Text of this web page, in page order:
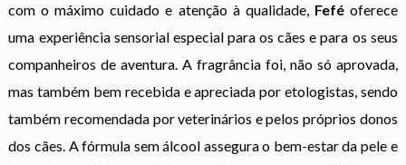
com o máximo cuidado e atenção à qualidade, Feféoferece
uma experiência sensorial especial para os cães e para os seus
companheiros de aventura. A fragrância foi, não só aprovada,
mas também bem recebida e apreciada por etologistas, sendo
também recomendada por veterinários e pelos próprios donos
dos cães. A fórmula sem álcool assegura o bem-estar da pele e